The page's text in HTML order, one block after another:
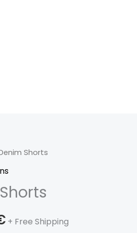
Shorts
Le
prix
actuel
est :
+ Free Shipping